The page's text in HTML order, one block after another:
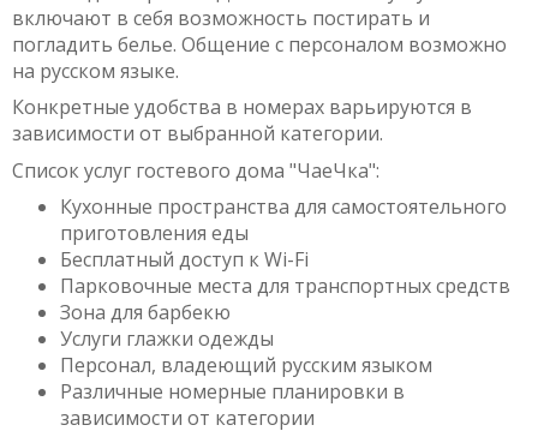
включают в себя возможность постирать и
погладить белье. Общение с персоналом возможно
на русском языке.
Конкретные удобства в номерах варьируются в
зависимости от выбранной категории.
Список услуг гостевого дома "ЧаеЧка":
Кухонные пространства для самостоятельного
приготовления еды
Бесплатный доступ к Wi-Fi
Парковочные места для транспортных средств
Зона для барбекю
Услуги глажки одежды
Персонал, владеющий русским языком
Различные номерные планировки в
зависимости от категории